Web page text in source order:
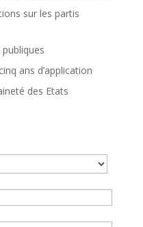
sur les partis
ans d’application
des Etats